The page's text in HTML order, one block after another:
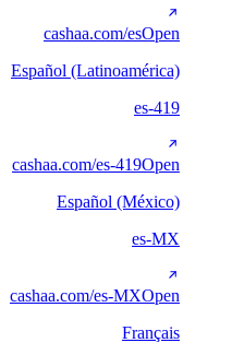
cashaa.com/esOpen
Español (Latinoamérica)
es-419
cashaa.com/es-419Open
Español (México)
es-MX
cashaa.com/es-MXOpen
Français